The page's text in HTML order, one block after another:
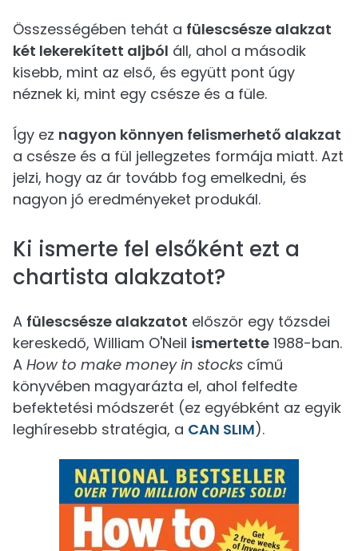
Összességében tehát a fülescsésze alakzat
két lekerekített aljból áll, ahol a második
kisebb, mint az első, és együtt pont úgy
néznek ki, mint egy csésze és a füle.
Így ez nagyon könnyen felismerhető alakzat
a csésze és a fül jellegzetes formája miatt. Azt
jelzi, hogy az ár tovább fog emelkedni, és
nagyon jó eredményeket produkál.
Ki ismerte fel elsőként ezt a
chartista alakzatot?
A fülescsésze alakzatot először egy tőzsdei
kereskedő, William O'Neil ismertette 1988-ban.
A How to make money in stocks című
könyvében magyarázta el, ahol felfedte
befektetési módszerét (ez egyébként az egyik
leghíresebb stratégia, a CAN SLIM).